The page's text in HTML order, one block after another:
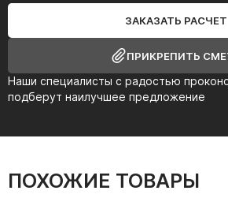
Наши специалисты с радостью
подберут наилучшее предложение
ЗАКАЗАТЬ РАСЧЕТ
ПРИКРЕПИТЬ
ПОХОЖИЕ ТОВАРЫ